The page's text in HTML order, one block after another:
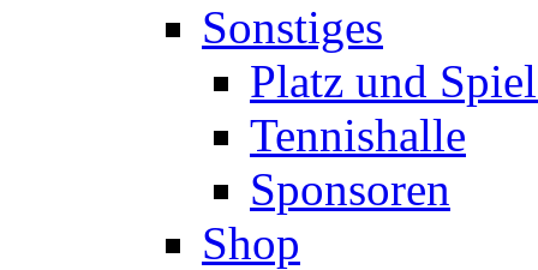
Sonstiges
Platz und
Tennishalle
Sponsoren
Shop